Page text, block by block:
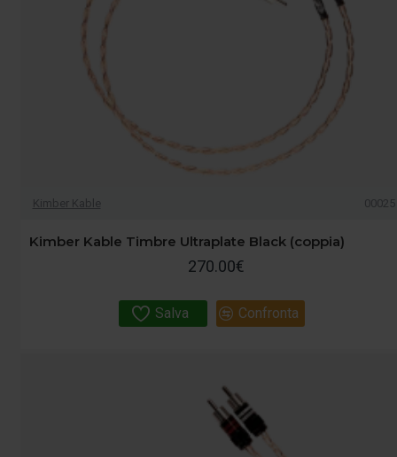
Kimber Kable 00025
Kimber Kable Timbre Ultraplate Black (coppia)
270.00€
Salva Confronta